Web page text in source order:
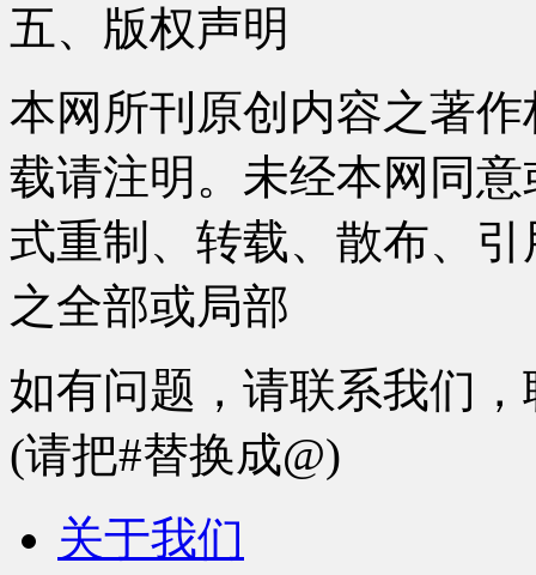
五、版权声明
本网所刊原创内容之著
载请注明。未经本网同
式重制、转载、散布、
之全部或局部
如有问题，请联系我们，
(请把#替换成@)
关于我们